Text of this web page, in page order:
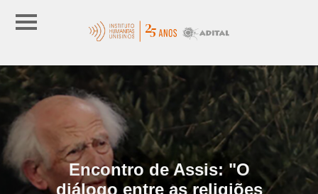
Encontro de Assis: "O
diálogo entre as religiões